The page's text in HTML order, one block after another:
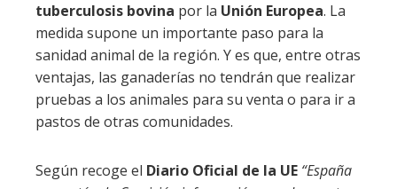
tuberculosis bovina por la Unión Europea. La
medida supone un importante paso para la
sanidad animal de la región. Y es que, entre otras
ventajas, las ganaderías no tendrán que realizar
pruebas a los animales para su venta o para ir a
pastos de otras comunidades.
Según recoge el Diario Oficial de la UE “España